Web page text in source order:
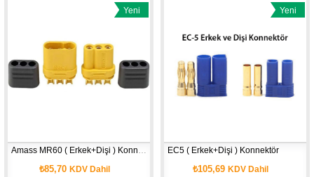
Amass MR60 ( Erkek+Dişi ) Konnektör
₺85,70 KDV Dahil
Yeni
EC5 ( Erkek+Dişi ) Konnektör
₺105,69KDV Dahil
Yeni